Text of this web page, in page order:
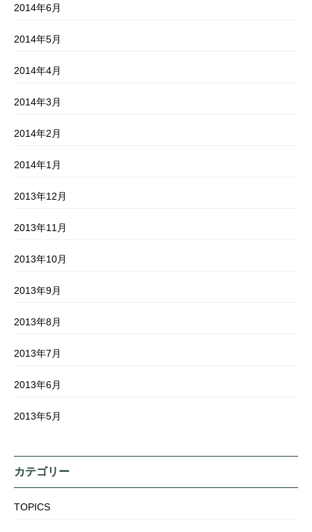
2014年6月
2014年5月
2014年4月
2014年3月
2014年2月
2014年1月
2013年12月
2013年11月
2013年10月
2013年9月
2013年8月
2013年7月
2013年6月
2013年5月
カテゴリー
TOPICS